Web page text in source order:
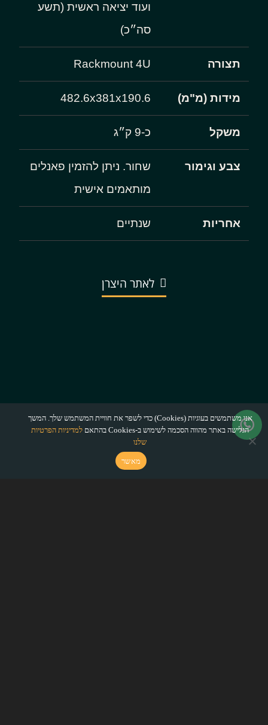
ועוד יציאה ראשית (תשע
סה״כ)
תצורה Rackmount 4U
מידות (מ"מ) 482.6x381x190.6
משקל כ-9 ק״ג
צבע וגימור
שחור. ניתן להזמין פאנלים
מותאמים אישית
אחריות שנתיים
לאתר היצרן
אנו משתמשים בעוגיות (Cookies) כדי לשפר את חוויית המשתמש שלך. המשך
הגלישה באתר מהווה הסכמה לשימוש ב-Cookies בהתאם
למדיניות הפרטיות
שלנו
מאשר